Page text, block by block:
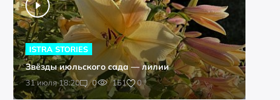
31 июля 18:20 0 151 0
ISTRA STORIES
Звёзды июльского сада — лилии